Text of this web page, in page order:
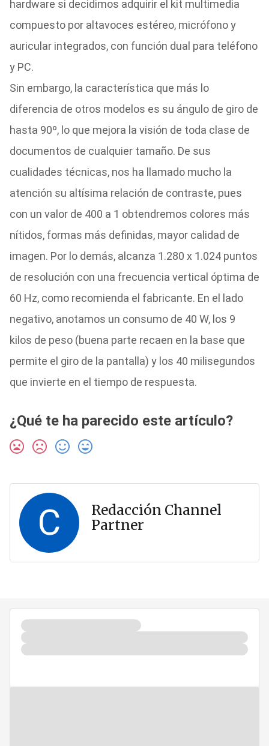
hardware si decidimos adquirir el kit multimedia
compuesto por altavoces estéreo, micrófono y
auricular integrados, con función dual para teléfono
y PC.
Sin embargo, la característica que más lo
diferencia de otros modelos es su ángulo de giro de
hasta 90º, lo que mejora la visión de toda clase de
documentos de cualquier tamaño. De sus
cualidades técnicas, nos ha llamado mucho la
atención su altísima relación de contraste, pues
con un valor de 400 a 1 obtendremos colores más
nítidos, formas más definidas, mayor calidad de
imagen. Por lo demás, alcanza 1.280 x 1.024 puntos
de resolución con una frecuencia vertical óptima de
60 Hz, como recomienda el fabricante. En el lado
negativo, anotamos un consumo de 40 W, los 9
kilos de peso (buena parte recaen en la base que
permite el giro de la pantalla) y los 40 milisegundos
que invierte en el tiempo de respuesta.
¿Qué te ha parecido este artículo?
C
Redacción Channel
Partner